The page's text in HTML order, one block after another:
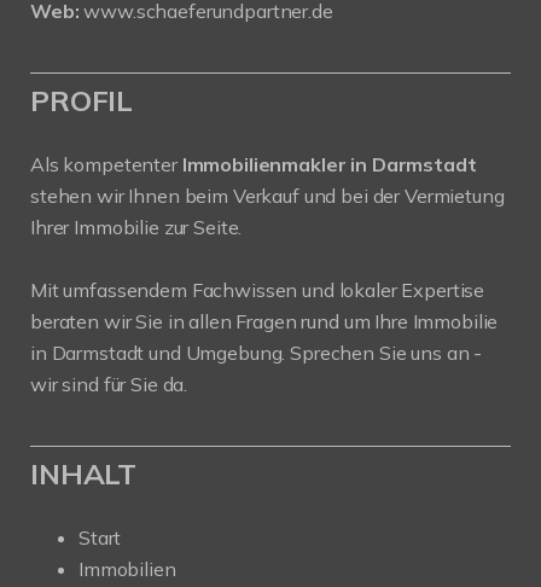
Web: www.schaeferundpartner.de
PROFIL
Als kompetenter Immobilienmakler in Darmstadt
stehen wir Ihnen beim Verkauf und bei der Vermietung
Ihrer Immobilie zur Seite.
Mit umfassendem Fachwissen und lokaler Expertise
beraten wir Sie in allen Fragen rund um Ihre Immobilie
in Darmstadt und Umgebung. Sprechen Sie uns an -
wir sind für Sie da.
INHALT
Start
Immobilien